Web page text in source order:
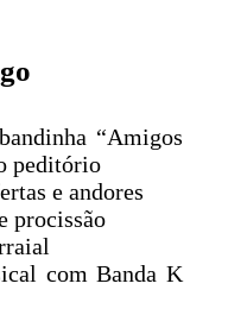
“Amigos
peditório
e andores
procissão
com Banda K